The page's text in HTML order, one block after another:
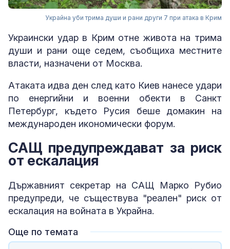
Украйна уби трима души и рани други 7 при атака в Крим
Украински удар в Крим отне живота на трима
души и рани още седем, съобщиха местните
власти, назначени от Москва.
Атаката идва ден след като Киев нанесе удари
по енергийни и военни обекти в Санкт
Петербург, където Русия беше домакин на
международен икономически форум.
САЩ предупреждават за риск
от ескалация
Държавният секретар на САЩ Марко Рубио
предупреди, че съществува "реален" риск от
ескалация на войната в Украйна.
Още по темата